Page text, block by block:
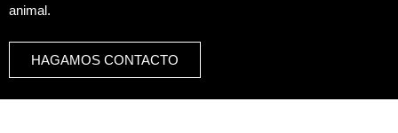
animal.
HAGAMOS CONTACTO